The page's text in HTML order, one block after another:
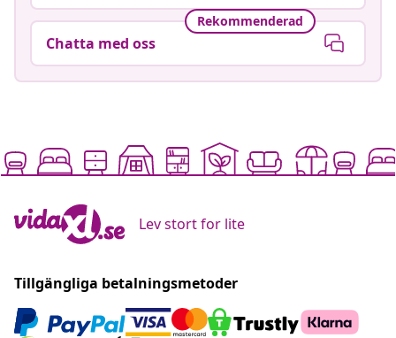
Rekommenderad
Chatta med oss
Lev stort for lite
Tillgängliga betalningsmetoder